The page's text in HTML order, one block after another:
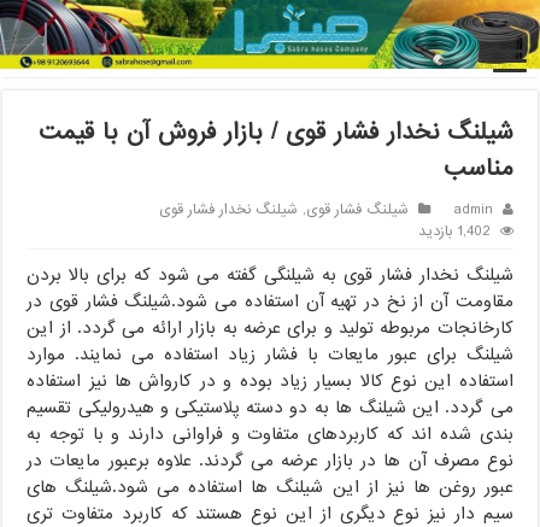
خانه / شیلنگ فشار قوی / شیلنگ نخدار فشار قوی / بازار فروش آن با
قیمت مناسب
شیلنگ نخدار فشار قوی / بازار فروش آن با قیمت
مناسب
admin شیلنگ فشار قوی, شیلنگ نخدار فشار قوی
1,402 بازدید
شیلنگ نخدار فشار قوی به شیلنگی گفته می شود که برای بالا بردن
مقاومت آن از نخ در تهیه آن استفاده می شود.شیلنگ فشار قوی در
کارخانجات مربوطه تولید و برای عرضه به بازار ارائه می گردد. از این
شیلنگ برای عبور مایعات با فشار زیاد استفاده می نمایند. موارد
استفاده این نوع کالا بسیار زیاد بوده و در کارواش ها نیز استفاده
می گردد. این شیلنگ ها به دو دسته پلاستیکی و هیدرولیکی تقسیم
بندی شده اند که کاربردهای متفاوت و فراوانی دارند و با توجه به
نوع مصرف آن ها در بازار عرضه می گردند. علاوه برعبور مایعات در
عبور روغن ها نیز از این شیلنگ ها استفاده می شود.شیلنگ های
سیم دار نیز نوع دیگری از این نوع هستند که کاربرد متفاوت تری